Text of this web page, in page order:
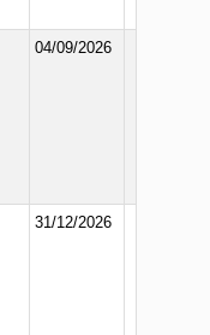
04/09/2026
31/12/2026